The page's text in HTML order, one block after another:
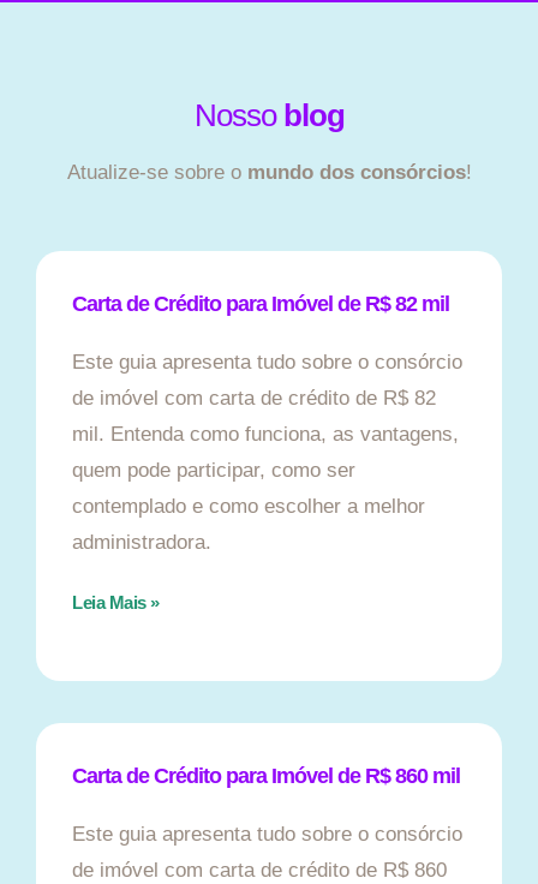
Nosso blog
Atualize-se sobre o mundo dos consórcios!
Carta de Crédito para Imóvel de R$ 82 mil
Este guia apresenta tudo sobre o consórcio
de imóvel com carta de crédito de R$ 82
mil. Entenda como funciona, as vantagens,
quem pode participar, como ser
contemplado e como escolher a melhor
administradora.
Leia Mais »
Carta de Crédito para Imóvel de R$ 860 mil
Este guia apresenta tudo sobre o consórcio
de imóvel com carta de crédito de R$ 860